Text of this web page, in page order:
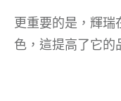
更重要的是，輝瑞
色，這提高了它的